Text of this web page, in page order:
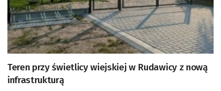
Teren przy świetlicy wiejskiej w Rudawicy z nową
infrastrukturą